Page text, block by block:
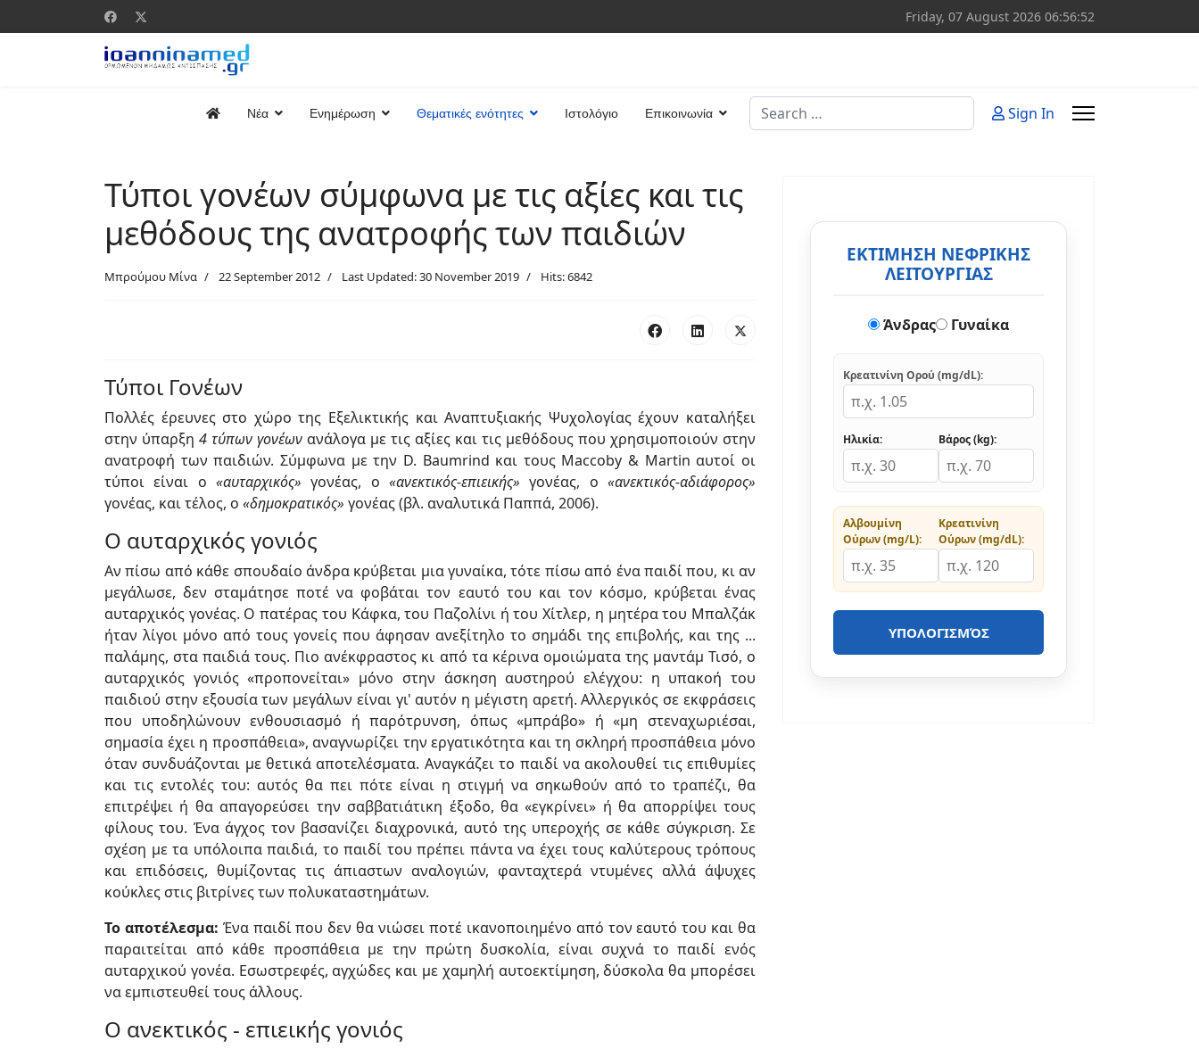
Friday, 07 August 2026 06:56:53
Νέα Ενημέρωση Θεματικές ενότητες Ιστολόγιο Επικοινωνία
Search
Sign In
Τύποι γονέων σύμφωνα με τις αξίες και τις
μεθόδους της ανατροφής των παιδιών
Μπρούμου Μίνα 22 September 2012 Last Updated: 30 November 2019 Hits: 6842
Τύποι Γονέων
Πολλές έρευνες στο χώρο της Εξελικτικής και Αναπτυξιακής Ψυχολογίας έχουν καταλήξει
στην ύπαρξη 4 τύπων γονέων ανάλογα με τις αξίες και τις μεθόδους που χρησιμοποιούν στην
ανατροφή των παιδιών. Σύμφωνα με την D. Baumrind και τους Maccoby & Martin αυτοί οι
τύποι είναι ο «αυταρχικός» γονέας, ο «ανεκτικός-επιεικής»γονέας, ο «ανεκτικός-αδιάφορος»
γονέας, και τέλος, ο «δημοκρατικός» γονέας (βλ. αναλυτικά Παππά, 2006).
Ο αυταρχικός γονιός
Αν πίσω από κάθε σπουδαίο άνδρα κρύβεται μια γυναίκα, τότε πίσω από ένα παιδί που, κι αν
μεγάλωσε, δεν σταμάτησε ποτέ να φοβάται τον εαυτό του και τον κόσμο, κρύβεται ένας
αυταρχικός γονέας. Ο πατέρας του Κάφκα, του Παζολίνι ή του Χίτλερ, η μητέρα του Μπαλζάκ
ήταν λίγοι μόνο από τους γονείς που άφησαν ανεξίτηλο το σημάδι της επιβολής, και της ...
παλάμης, στα παιδιά τους. Πιο ανέκφραστος κι από τα κέρινα ομοιώματα της μαντάμ Τισό, ο
αυταρχικός γονιός «προπονείται» μόνο στην άσκηση αυστηρού ελέγχου: η υπακοή του
παιδιού στην εξουσία των μεγάλων είναι γι' αυτόν η μέγιστη αρετή. Αλλεργικός σε εκφράσεις
που υποδηλώνουν ενθουσιασμό ή παρότρυνση, όπως «μπράβο» ή «μη στεναχωριέσαι,
σημασία έχει η προσπάθεια», αναγνωρίζει την εργατικότητα και τη σκληρή προσπάθεια μόνο
όταν συνδυάζονται με θετικά αποτελέσματα. Αναγκάζει το παιδί να ακολουθεί τις επιθυμίες
και τις εντολές του: αυτός θα πει πότε είναι η στιγμή να σηκωθούν από το τραπέζι, θα
επιτρέψει ή θα απαγορεύσει την σαββατιάτικη έξοδο, θα «εγκρίνει» ή θα απορρίψει τους
φίλους του. Ένα άγχος τον βασανίζει διαχρονικά, αυτό της υπεροχής σε κάθε σύγκριση. Σε
σχέση με τα υπόλοιπα παιδιά, το παιδί του πρέπει πάντα να έχει τους καλύτερους τρόπους
και επιδόσεις, θυμίζοντας τις άπιαστων αναλογιών, φανταχτερά ντυμένες αλλά άψυχες
κούκλες στις βιτρίνες των πολυκαταστημάτων.
Το αποτέλεσμα: Ένα παιδί που δεν θα νιώσει ποτέ ικανοποιημένο από τον εαυτό του και θα
παραιτείται από κάθε προσπάθεια με την πρώτη δυσκολία, είναι συχνά το παιδί ενός
αυταρχικού γονέα. Εσωστρεφές, αγχώδες και με χαμηλή αυτοεκτίμηση, δύσκολα θα μπορέσει
να εμπιστευθεί τους άλλους.
Ο ανεκτικός - επιεικής γονιός
ΕΚΤΙΜΗΣΗ ΝΕΦΡΙΚΗΣ
ΛΕΙΤΟΥΡΓΙΑΣ
Άνδρας Γυναίκα
Κρεατινίνη Ορού (mg/dL):
Ηλικία: Βάρος (kg):
Αλβουμίνη
Ούρων (mg/L):
Κρεατινίνη
Ούρων (mg/dL):
ΥΠΟΛΟΓΙΣΜΌΣ